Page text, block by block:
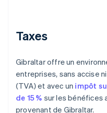
Taxes
Gibraltar offre un
entreprises, sans accise
(TVA) et avec un impôt
de 15 % sur les bénéfices
provenant de Gibraltar.